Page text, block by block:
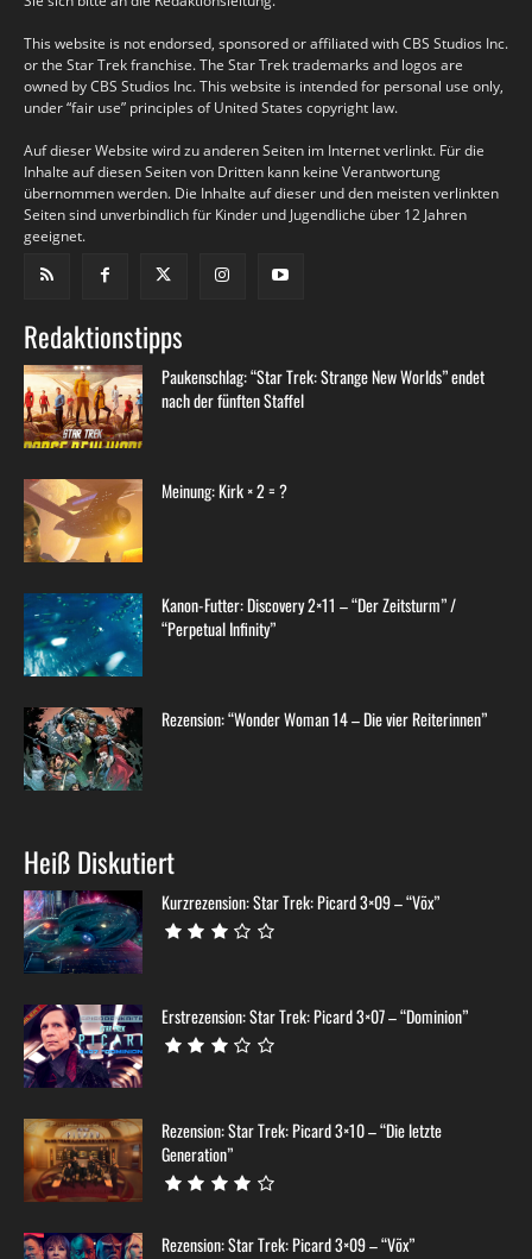
This website is not endorsed, sponsored or affiliated with CBS Studios Inc.
or the Star Trek franchise. The Star Trek trademarks and logos are
owned by CBS Studios Inc. This website is intended for personal use only,
under “fair use” principles of United States copyright law.
Auf dieser Website wird zu anderen Seiten im Internet verlinkt. Für die
Inhalte auf diesen Seiten von Dritten kann keine Verantwortung
übernommen werden. Die Inhalte auf dieser und den meisten verlinkten
Seiten sind unverbindlich für Kinder und Jugendliche über 12 Jahren
geeignet.
Redaktionstipps
Paukenschlag: “Star Trek: Strange New Worlds” endet
nach der fünften Staffel
Meinung: Kirk × 2 = ?
Kanon-Futter: Discovery 2×11 – “Der Zeitsturm” /
“Perpetual Infinity”
Rezension: “Wonder Woman 14 – Die vier Reiterinnen”
Heiß Diskutiert
Kurzrezension: Star Trek: Picard 3×09 – “Võx”
Erstrezension: Star Trek: Picard 3×07 – “Dominion”
Rezension: Star Trek: Picard 3×10 – “Die letzte
Generation”
Rezension: Star Trek: Picard 3×09 – “Võx”